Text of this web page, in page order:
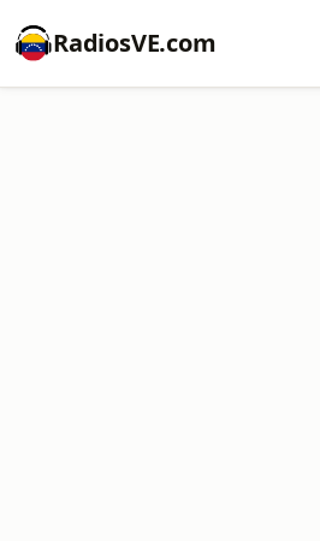
RadiosVE.com